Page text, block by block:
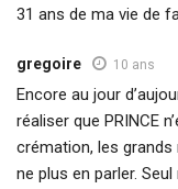
31 ans de ma vie de
gregoire 10 ans
Encore au jour
réaliser que PRINCE
crémation, les grands
ne plus en parler.